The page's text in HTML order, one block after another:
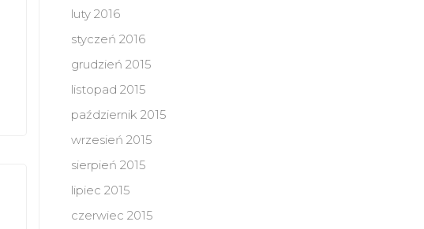
luty 2016
styczeń 2016
grudzień 2015
listopad 2015
październik 2015
wrzesień 2015
sierpień 2015
lipiec 2015
czerwiec 2015